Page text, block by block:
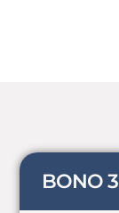
BONO 3